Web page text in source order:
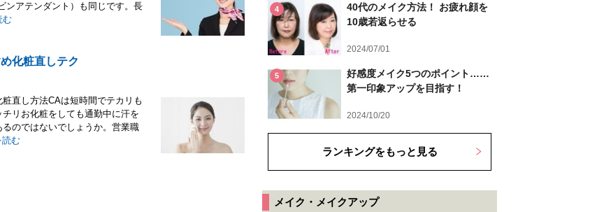
ンアテンダント）も同じです。長
む
化粧直しテク
直し方法CAは短時間でテカリも
リお化粧をしても通勤中に汗を
のではないでしょうか。営業職
読む
4
40代のメイク方法！ お疲れ顔を
10歳若返らせる
2024/07/01
5
好感度メイク5つのポイント……
第一印象アップを目指す！
2024/10/20
ランキングをもっと見る
メイク・メイクアップ